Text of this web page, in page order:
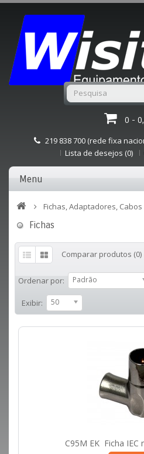
0 -
219 838 700 (rede fixa
Lista de desejos (0)
Menu
Fichas, Adaptadores, Cabos
Fichas
Comparar produtos (0)
Ordenar por: Padrão
Exibir: 50
C95M EK Ficha IEC